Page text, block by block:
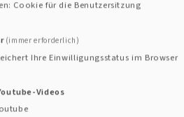
Cookie für die Benutzersitzung
(immer erforderlich)
Ihre Einwilligungsstatus im Browser
Videos